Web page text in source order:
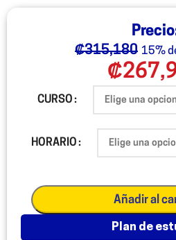
₡315,180 15%
₡
CURSO
HORARIO
Añadir al
plan de